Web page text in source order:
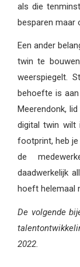
als die
besparen maar
Een ander
twin te
weerspiegelt.
behoefte is
Meerendonk,
digital twin wilt
footprint, heb je
de
daadwerkelijk
hoeft helemaal
De volgende
2022.